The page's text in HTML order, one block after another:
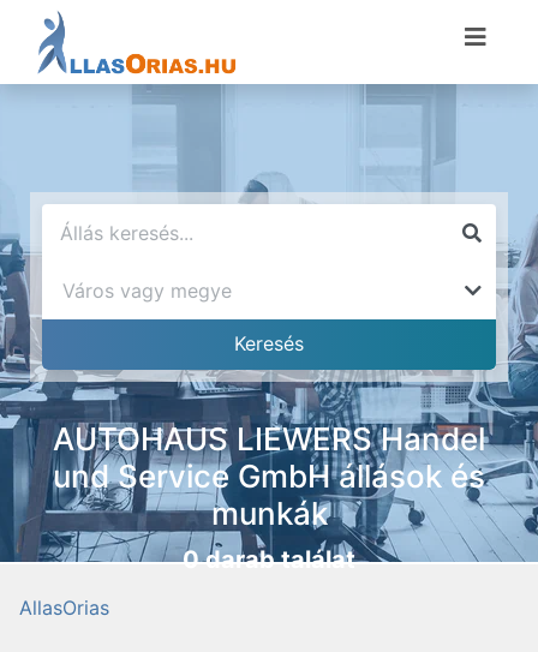
AUTOHAUS LIEWERS Handel
und Service GmbH állások és
munkák
0 darab találat
AllasOrias